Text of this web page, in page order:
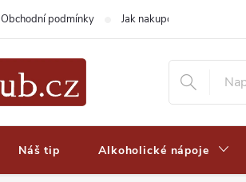
Obchodní podmínky Jak nakupovat
Náš tip Alkoholické nápoje